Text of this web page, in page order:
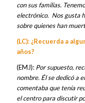
con sus familias.
electrónico. Nos gusta
sobre quienes han
(LC): ¿Recuerda a
años?
(EMJ): Por supuesto,
nombre. Él se dedicó a
comentaba que tenía
el centro para discutir